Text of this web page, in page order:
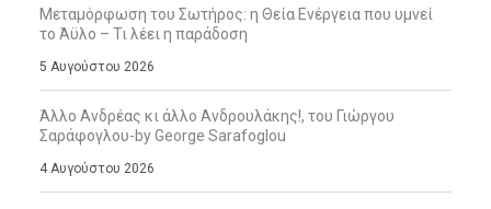
Μεταμόρφωση του Σωτήρος: η Θεία Ενέργεια που υμνεί
το Άϋλο – Τι λέει η παράδοση
5 Αυγούστου 2026
Άλλο Ανδρέας κι άλλο Ανδρουλάκης!, του Γιώργου
Σαράφογλου-by George Sarafoglou
4 Αυγούστου 2026